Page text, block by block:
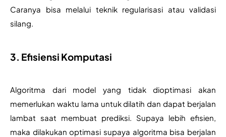
Caranya bisa melalui teknik regularisasi atau validasi
silang.
3. Efisiensi Komputasi
Algoritma dari model yang tidak dioptimasi akan
memerlukan waktu lama untuk dilatih dan dapat berjalan
lambat saat membuat prediksi. Supaya lebih efisien,
maka dilakukan optimasi supaya algoritma bisa berjalan